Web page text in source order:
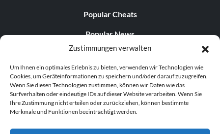
Zustimmungen verwalten
Um Ihnen ein optimales Erlebnis zu bieten, verwenden wir Technologien wie
Cookies, um Geräteinformationen zu speichern und/oder darauf zuzugreifen.
Wenn Sie diesen Technologien zustimmen, können wir Daten wie das
Surfverhalten oder eindeutige IDs auf dieser Website verarbeiten. Wenn Sie
Ihre Zustimmung nicht erteilen oder zurückziehen, können bestimmte
Merkmale und Funktionen beeinträchtigt werden.
Popular Cheats
Popular News
Popular Editorials
Popular Free Games
LATEST UPDATES